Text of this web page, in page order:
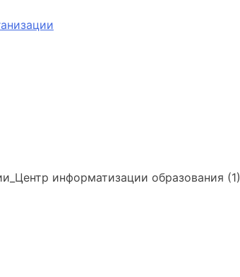
информатизации образования (1)